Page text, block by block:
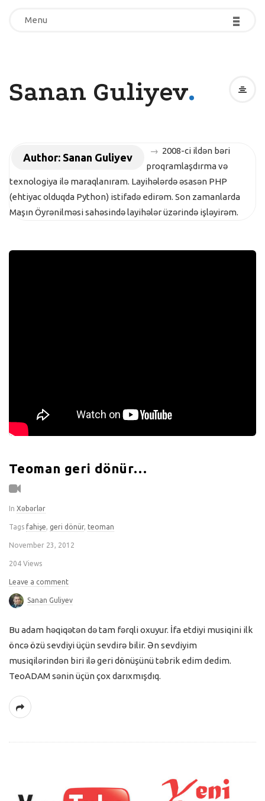
Menu -
-
-
Menu -
-
-
Sanan Guliyev.
Author: Sanan Guliyev
→ 2008-ci ildən bəri
proqramlaşdırma və
texnologiya ilə maraqlanıram. Layihələrdə əsasən PHP
(ehtiyac olduqda Python) istifadə edirəm. Son zamanlarda
Maşın Öyrənilməsi sahəsində layihələr üzərində işləyirəm.
Teoman geri dönür…
In Xəbərlər
Tags fahişe geri dönür, teoman
November 23, 2012
204 Views
Leave a comment
Sanan Guliyev
Bu adam həqiqətən də tam fərqli oxuyur. İfa etdiyi musiqini ilk
öncə özü sevdiyi üçün sevdirə bilir. Ən sevdiyim
musiqilərindən biri ilə geri dönüşünü təbrik edim dedim.
TeoADAM sənin üçün çox darıxmışdıq.